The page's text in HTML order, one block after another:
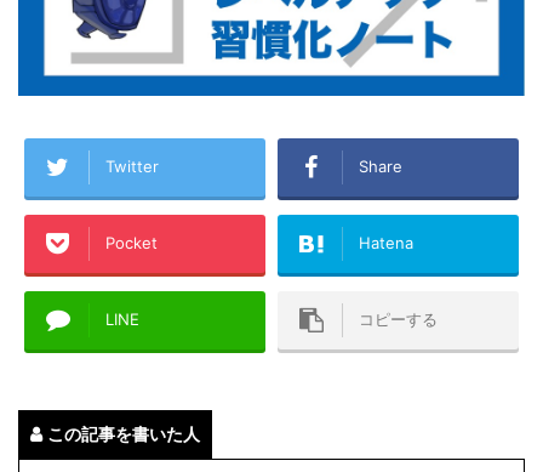
Twitter Share
Pocket Hatena
LINE コピーする
この記事を書いた人